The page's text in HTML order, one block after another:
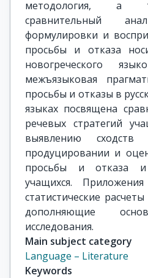
Main subject category
Language – Literature
Keywords